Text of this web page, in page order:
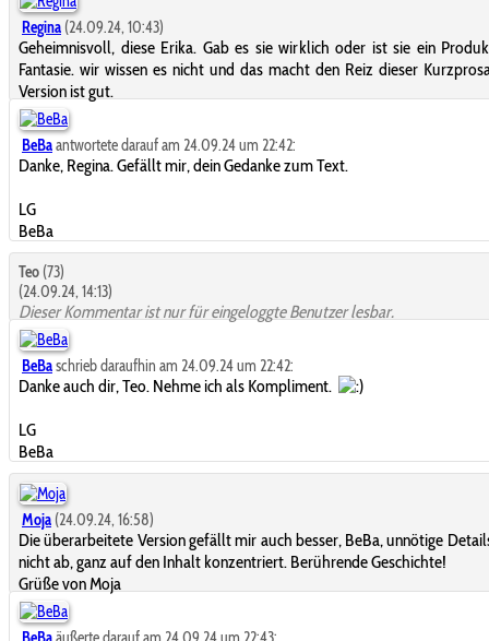
Regina (24.09.24, 10:43)
Geheimnisvoll, diese Erika. Gab es sie wirklich oder ist sie ein
Fantasie. wir wissen es nicht und das macht den Reiz dieser
Version ist gut.
BeBaantwortete darauf am 24.09.24 um 22:42:
Danke, Regina. Gefällt mir, dein Gedanke zum Text.
LG
BeBa
Teo (73)
(24.09.24, 14:13)
Dieser Kommentar ist nur für eingeloggte Benutzer lesbar.
BeBaschrieb daraufhin am 24.09.24 um 22:42:
Danke auch dir, Teo. Nehme ich als Kompliment.
LG
BeBa
Moja (24.09.24, 16:58)
Die überarbeitete Version gefällt mir auch besser, BeBa, unnötige
nicht ab, ganz auf den Inhalt konzentriert. Berührende Geschichte!
Grüße von Moja